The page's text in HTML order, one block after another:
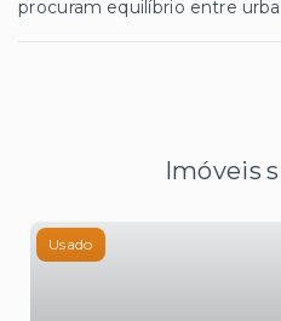
procuram equilíbrio entre
Imóveis
Usado